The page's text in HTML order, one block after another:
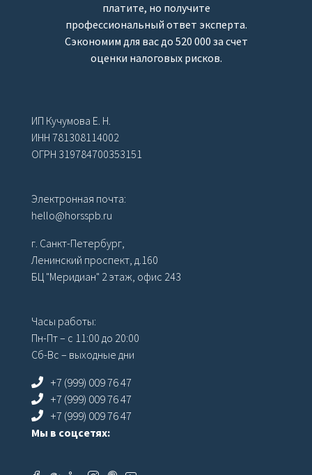
За консультацию Вы ничего не
платите, но получите
профессиональный ответ эксперта.
Сэкономим для вас до 520 000 за счет
ИП Кучумова Е. Н.
ИНН 781308114002
Электронная почта:
г. Санкт-Петербург,
Ленинский проспект, д.160
Часы работы:
Пн-Пт – с 11:00 до 20:00
+7 (999) 009 76 47
+7 (999) 009 76 47
+7 (999) 009 76 47